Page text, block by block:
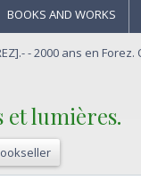
BOOKS AND WORKS
- 2000 ans en
et lumières.‎